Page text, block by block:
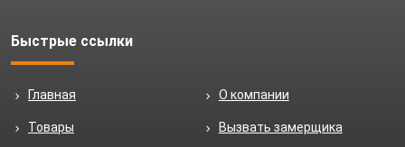
Быстрые ссылки
Главная О компании
Товары Вызвать замерщика